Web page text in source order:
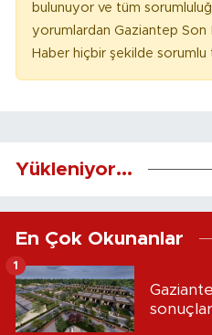
bulunuyor ve tüm
yorumlardan Gaziantep
Haber hiçbir şekilde sorumlu
Yükleniyor...
En Çok Okunanlar
1